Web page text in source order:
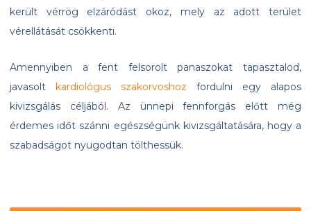
került vérrög elzáródást okoz, mely az adott terület
vérellátását csökkenti.
Amennyiben a fent felsorolt panaszokat tapasztalod,
javasolt
kardiológus szakorvoshoz fordulni egy alapos
kivizsgálás céljából. Az ünnepi fennforgás előtt még
érdemes időt szánni egészségünk kivizsgáltatására, hogy a
szabadságot nyugodtan tölthessük.